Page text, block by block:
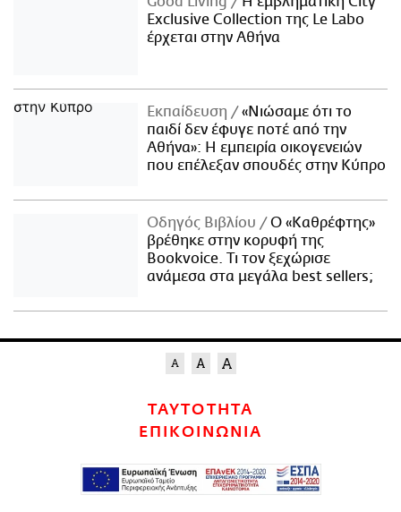
Exclusive Collection της Le Labo
έρχεται στην Αθήνα
Εκπαίδευση
«Νιώσαμε ότι το
παιδί δεν έφυγε ποτέ από την
Αθήνα»: Η εμπειρία οικογενειών
που επέλεξαν σπουδές στην Κύπρο
Οδηγός Βιβλίου
Ο «Καθρέφτης»
βρέθηκε στην κορυφή της
Bookvoice. Τι τον ξεχώρισε
ανάμεσα στα μεγάλα best sellers;
ΤΑΥΤΟΤΗΤΑ
ΕΠΙΚΟΙΝΩΝΙΑ